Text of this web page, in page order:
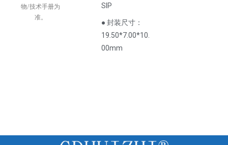
物/技术手册为
准。
SIP
● 封装尺寸：
19.50*7.00*10.
00mm